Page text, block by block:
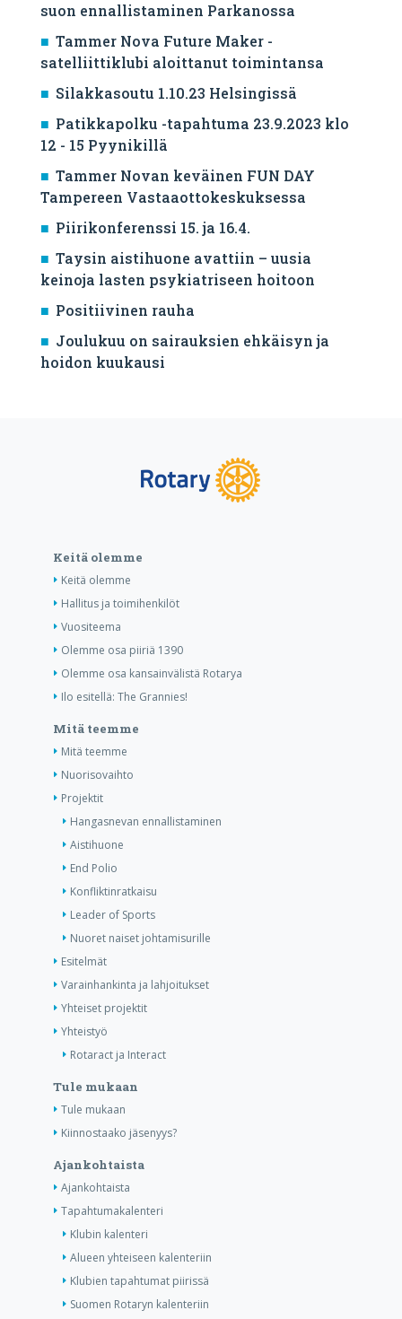
suon ennallistaminen Parkanossa
Tammer Nova Future Maker -
satelliittiklubi aloittanut toimintansa
Silakkasoutu 1.10.23 Helsingissä
Patikkapolku -tapahtuma 23.9.2023 klo
12 - 15 Pyynikillä
Tammer Novan keväinen FUN DAY
Tampereen Vastaaottokeskuksessa
Piirikonferenssi 15. ja 16.4.
Taysin aistihuone avattiin – uusia
keinoja lasten psykiatriseen hoitoon
Positiivinen rauha
Joulukuu on sairauksien ehkäisyn ja
hoidon kuukausi
Keitä olemme
Keitä olemme
Hallitus ja toimihenkilöt
Vuositeema
Olemme osa piiriä 1390
Olemme osa kansainvälistä Rotarya
Ilo esitellä: The Grannies!
Mitä teemme
Mitä teemme
Nuorisovaihto
Projektit
Hangasnevan ennallistaminen
Aistihuone
End Polio
Konfliktinratkaisu
Leader of Sports
Nuoret naiset johtamisurille
Esitelmät
Varainhankinta ja lahjoitukset
Yhteiset projektit
Yhteistyö
Rotaract ja Interact
Tule mukaan
Tule mukaan
Kiinnostaako jäsenyys?
Ajankohtaista
Ajankohtaista
Tapahtumakalenteri
Klubin kalenteri
Alueen yhteiseen kalenteriin
Klubien tapahtumat piirissä
Suomen Rotaryn kalenteriin